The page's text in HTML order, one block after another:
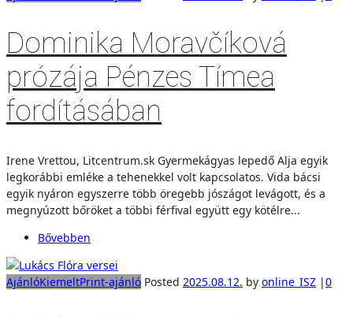
Dominika Moravčíková
prózája Pénzes Tímea
fordításában
Irene Vrettou, Litcentrum.sk Gyermekágyas lepedő Alja egyik
legkorábbi emléke a tehenekkel volt kapcsolatos. Vida bácsi
egyik nyáron egyszerre több öregebb jószágot levágott, és a
megnyúzott bőröket a többi férfival együtt egy kötélre...
Bővebben
AjánlóKiemeltPrint-ajánló Posted 2025.08.12. by online_ISZ |0